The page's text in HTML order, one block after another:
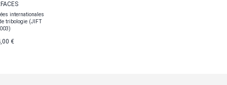
internationales
tribologie (JIFT
€